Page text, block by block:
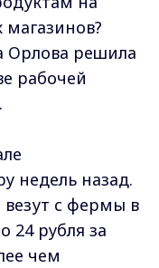
магазинов?
Орлова решила
рабочей
недель назад.
с фермы в
24 рубля за
чем